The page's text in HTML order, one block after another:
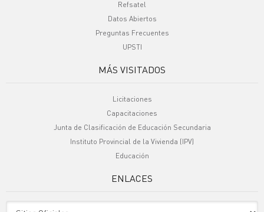
Refsatel
Datos Abiertos
Preguntas Frecuentes
UPSTI
MÁS VISITADOS
Licitaciones
Capacitaciones
Junta de Clasificación de Educación Secundaria
Instituto Provincial de la Vivienda (IPV)
Educación
ENLACES